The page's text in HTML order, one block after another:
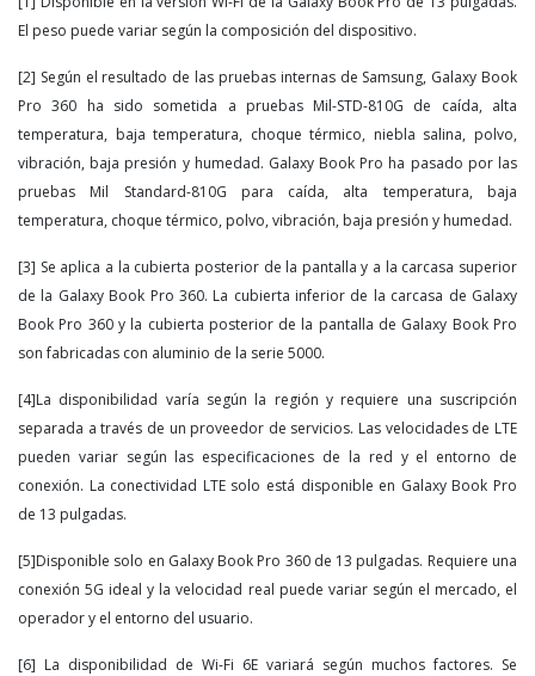
El peso puede variar según la composición del dispositivo.
[2] Según el resultado de las pruebas internas de Samsung, Galaxy Book
Pro 360 ha sido sometida a pruebas Mil-STD-810G de caída, alta
temperatura, baja temperatura, choque térmico, niebla salina, polvo,
vibración, baja presión y humedad. Galaxy Book Pro ha pasado por las
pruebas Mil Standard-810G para caída, alta temperatura, baja
temperatura, choque térmico, polvo, vibración, baja presión y humedad.
[3] Se aplica a la cubierta posterior de la pantalla y a la carcasa superior
de la Galaxy Book Pro 360. La cubierta inferior de la carcasa de Galaxy
Book Pro 360 y la cubierta posterior de la pantalla de Galaxy Book Pro
son fabricadas con aluminio de la serie 5000.
[4]La disponibilidad varía según la región y requiere una suscripción
separada a través de un proveedor de servicios. Las velocidades de LTE
pueden variar según las especificaciones de la red y el entorno de
conexión. La conectividad LTE solo está disponible en Galaxy Book Pro
de 13 pulgadas.
[5]Disponible solo en Galaxy Book Pro 360 de 13 pulgadas. Requiere una
conexión 5G ideal y la velocidad real puede variar según el mercado, el
operador y el entorno del usuario.
[6] La disponibilidad de Wi-Fi 6E variará según muchos factores. Se